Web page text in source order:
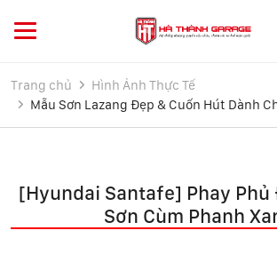
Trang chủ
Hình Ảnh Thực Tế
Mẫu Sơn Lazang Đẹp & Cuốn Hút Dành
[Hyundai Santafe] Phay Phủ
Sơn Cùm Phanh